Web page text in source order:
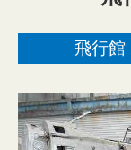
飛行館